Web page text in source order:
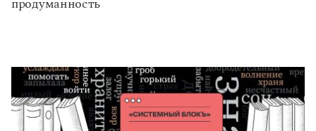
продуманность